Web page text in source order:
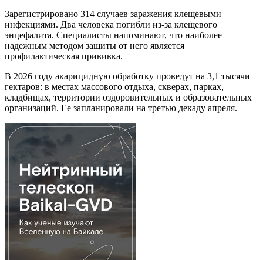
Зарегистрировано 314 случаев заражения клещевыми
инфекциями. Два человека погибли из-за клещевого
энцефалита. Специалисты напоминают, что наиболее
надежным методом защиты от него является
профилактическая прививка.
В 2026 году акарицидную обработку проведут на 3,1 тысячи
гектаров: в местах массового отдыха, скверах, парках,
кладбищах, территории оздоровительных и образовательных
организаций. Ее запланировали на третью декаду апреля.